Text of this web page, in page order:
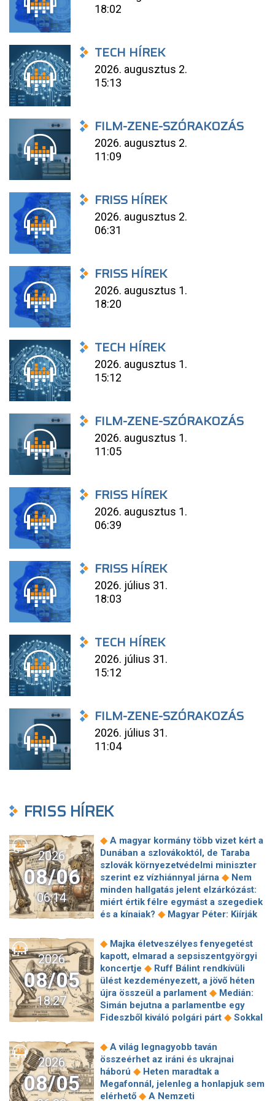
18:02
TECH HÍREK
2026. augusztus 2.
15:13
FILM-ZENE-SZÓRAKOZÁS
2026. augusztus 2.
11:09
FRISS HÍREK
2026. augusztus 2.
06:31
FRISS HÍREK
2026. augusztus 1.
18:20
TECH HÍREK
2026. augusztus 1.
15:12
FILM-ZENE-SZÓRAKOZÁS
2026. augusztus 1.
11:05
FRISS HÍREK
2026. augusztus 1.
06:39
FRISS HÍREK
2026. július 31.
18:03
TECH HÍREK
2026. július 31.
15:12
FILM-ZENE-SZÓRAKOZÁS
2026. július 31.
11:04
FRISS HÍREK
2026
08/06
06:14
◆ A magyar kormány több vizet kért a
Dunában a szlovákoktól, de Taraba
szlovák környezetvédelmi miniszter
szerint ez vízhiánnyal járna ◆ Nem
minden hallgatás jelent elzárkózást:
miért értik félre egymást a szegediek
és a kínaiak? ◆ Magyar Péter: Kiírják
projektekben magyar állami
tulajdonrészt fognak előírni ◆Orbán
Gáspár hatszor repült honvédségi
gépen Csádba és Nigerbe◆Ismert
magyar utazási iroda ment csődbe,
bolgár biztosítóval hadakozhatnak az
utasok◆Amerikai rakétákat is
zsákmányolt az előrenyomuló orosz
után: a Szerencsejáték Zrt. átalakítja
ügynökségi modelljét◆A Tisza-
frakció kezdeményezte, hogy jövő
kedden válasszák meg az új
köztársasági elnököt◆
2026
08/05
18:27
◆ Majka életveszélyes fenyegetést
kapott, elmarad a sepsiszentgyörgyi
koncertje ◆ Ruff Bálint rendkívüli
ülést kezdeményezett, a jövő héten
újra összeül a parlament ◆ Medián:
Simán bejutna a parlamentbe egy
Fideszből kiváló polgári párt ◆ Sokkal
Vitézy: 42 új, 120 méteres
motorvonatot vesznek, teljesen
megújul a szentendrei, a csepeli és a
ráckevei HÉV járműparkja
◆ Egy
hajszálon múlt Paks, de a jövőben jó
2026
08/05
◆ A világ legnagyobb taván
összeérhet az iráni és ukrajnai
háború ◆ Heten maradtak a
Megafonnál, jelenleg a honlapjuk sem
elérhető ◆ A Nemzeti